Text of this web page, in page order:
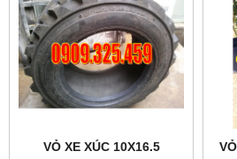
VỎ XE XÚC 10X16.5